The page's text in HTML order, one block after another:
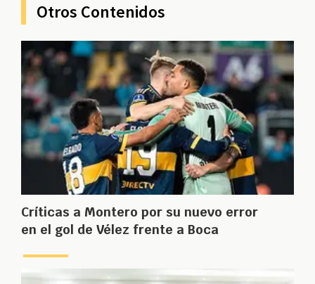
Otros Contenidos
Críticas a Montero por su nuevo error
en el gol de Vélez frente a Boca